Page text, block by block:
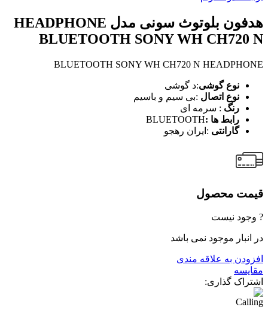
هدفون بلوتوث سونی مدل HEADPHONE
BLUETOOTH SONY WH CH720 N
BLUETOOTH SONY WH CH720 N HEADPHONE
نوع گوشی:د گوشی
نوع اتصال :بی سیم و باسیم
رنگ : سرمه ای
رابط ها :BLUETOOTH
گارانتی :ایران رهجو
قیمت محصول
? وجود نیست
در انبار موجود نمی باشد
افزودن به علاقه مندی
مقایسه
اشتراک گذاری: